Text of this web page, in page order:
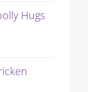
Hugs